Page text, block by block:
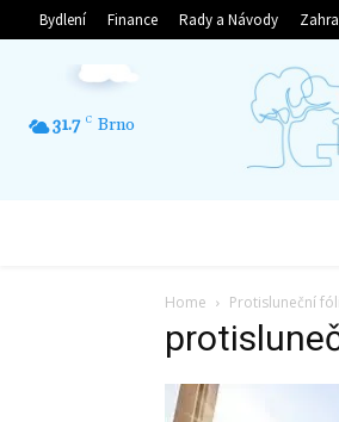
Bydlení Finance Rady a Návody
31.7 C Brno
Home Protisluneční